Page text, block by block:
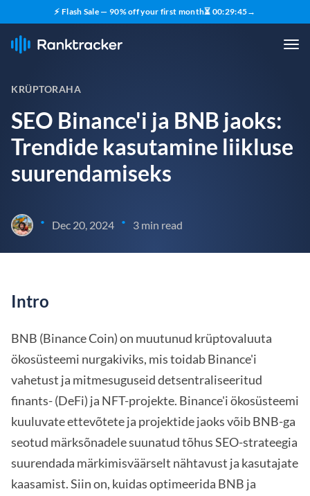
⚡ Flash Sale — 90% off your first month⏳ 00:29:44→
KRÜPTORAHA
SEO Binance'i ja BNB jaoks:
Trendide kasutamine liikluse
suurendamiseks
• Dec 20, 2024 • 3 min read
Intro
BNB (Binance Coin) on muutunud krüptovaluuta
ökosüsteemi nurgakiviks, mis toidab Binance'i
vahetust ja mitmesuguseid detsentraliseeritud
finants- (DeFi) ja NFT-projekte. Binance'i ökosüsteemi
kuuluvate ettevõtete ja projektide jaoks võib BNB-ga
seotud märksõnadele suunatud tõhus SEO-strateegia
suurendada märkimisväärselt nähtavust ja kasutajate
kaasamist. Siin on, kuidas optimeerida BNB ja